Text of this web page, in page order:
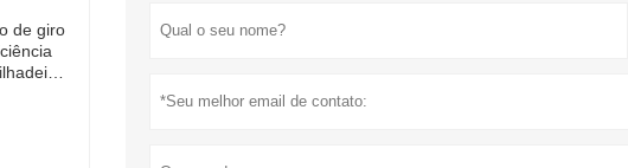
de giro